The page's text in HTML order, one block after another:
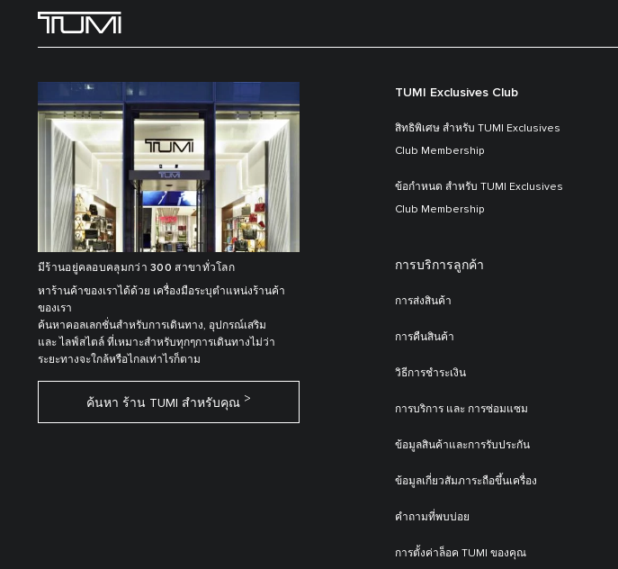
มีร้านอยู่คลอบคลุมกว่า 300 สาขาทั่วโลก
หาร้านค้าของเราได้ด้วย เครื่องมือระบุตำแหน่งร้านค้า
ของเรา
ค้นหาคอลเลกชั่นสำหรับการเดินทาง, อุปกรณ์เสริม
และ ไลฟ์สไตล์ ที่เหมาะสำหรับทุกๆการเดินทางไม่ว่า
ระยะทางจะใกล้หรือไกลเท่าไรก็ตาม
ค้นหา ร้าน TUMI สำหรับคุณ
TUMI Exclusives Club
สิทธิพิเศษ สำหรับ TUMI Exclusives
Club Membership
ข้อกำหนด สำหรับ TUMI Exclusives
Club Membership
การบริการลูกค้า
การส่งสินค้า
การคืนสินค้า
วิธีการชำระเงิน
การบริการ และ การซ่อมแซม
ข้อมูลสินค้าและการรับประกัน
ข้อมูลเกี่ยวสัมภาระถือขึ้นเครื่อง
คำถามที่พบบ่อย
การตั้งค่าล็อค TUMI ของคุณ